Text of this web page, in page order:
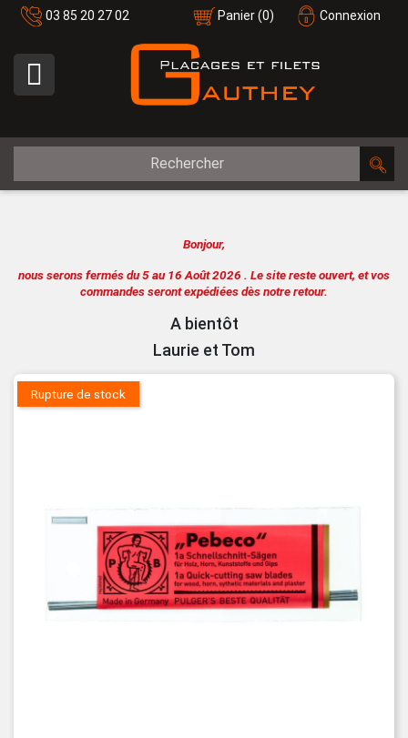
03 85 20 27 02 Connexion
Panier(0)

Bonjour,
nous serons fermés du 5 au 16 Août 2026 . Le site reste ouvert, et vos
commandes seront expédiées dès notre retour.
A bientôt
Laurie et Tom
Rupture de stock